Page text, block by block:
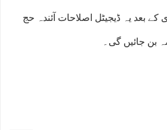
بعد یہ ڈیجیٹل اصلاحات آئندہ حج
بن جائیں گی۔